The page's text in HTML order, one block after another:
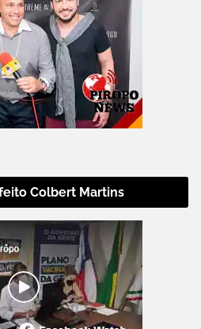
Colbert Martins